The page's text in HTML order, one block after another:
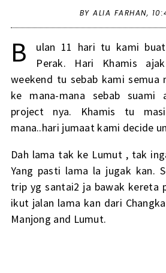
BY ALIA FARHAN,
B
ulan 11 hari tu kami
Perak. Hari Khamis
weekend tu sebab kami
ke mana-mana sebab suami
project nya. Khamis tu
mana..hari jumaat kami decide
Dah lama tak ke Lumut , tak
Yang pasti lama la jugak kan.
trip yg santai2 ja bawak kereta
ikut jalan lama kan dari
Manjong and Lumut.